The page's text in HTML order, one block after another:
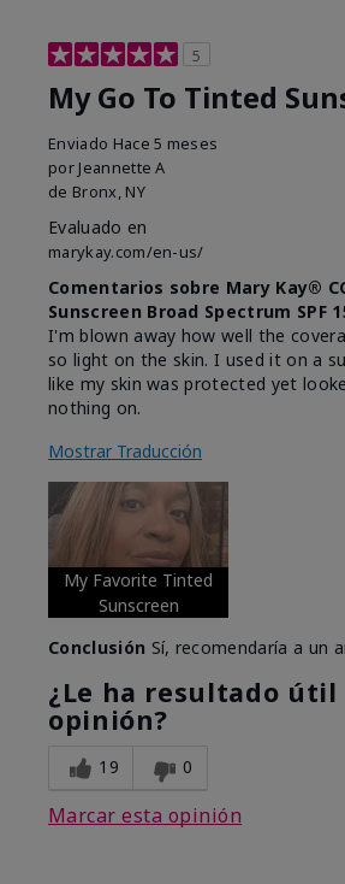
5
My Go To Tinted
Enviado Hace 5 meses
por Jeannette A
de Bronx, NY
Evaluado en
marykay.com/en-us/
Comentarios sobre Mary Kay®
Sunscreen Broad Spectrum SPF
I'm blown away how well the
so light on the skin. I used it on a
like my skin was protected yet
nothing on.
Mostrar Traducción
My Favorite Tinted
Sunscreen
Conclusión Sí, recomendaría a un
¿Le ha resultado útil
opinión?
19 0
Marcar esta opinión